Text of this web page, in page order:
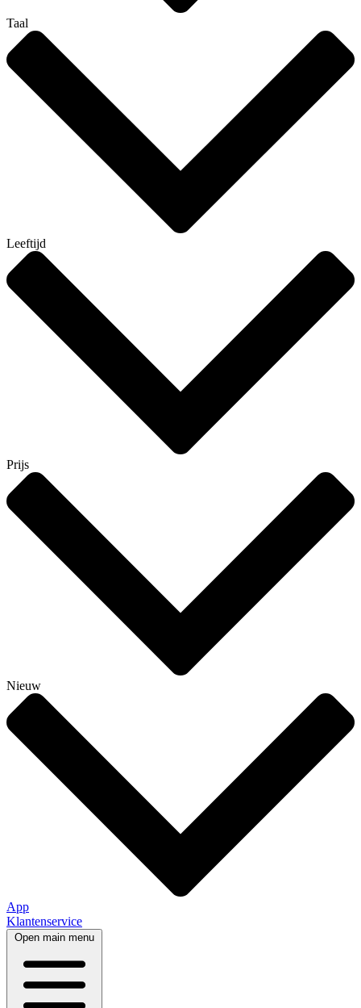
Taal
Leeftijd
Prijs
Nieuw
App
Klantenservice
Open main menu